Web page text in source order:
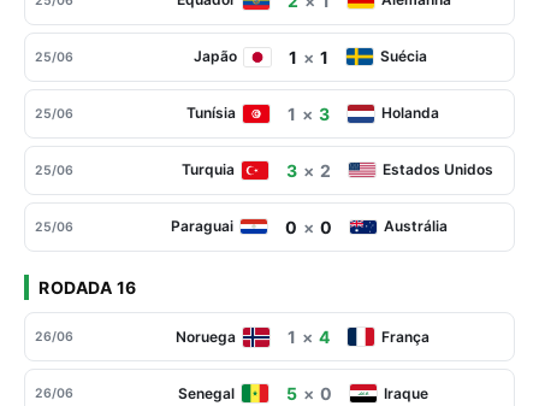
25/06 Japão 1 × 1 Suécia
25/06 Tunísia 1 × 3 Holanda
25/06 Turquia 3 × 2 Estados Unidos
25/06 Paraguai 0 × 0 Austrália
RODADA 16
26/06 Noruega 1 × 4 França
26/06 Senegal 5 × 0 Iraque